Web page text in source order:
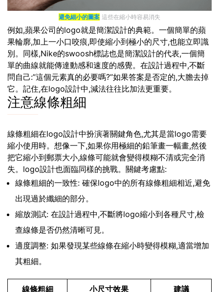
避免細小的圖案 這些在縮小時容易消失
例如,蘋果公司的logo就是簡潔設計的典範。一個簡單的蘋
果輪廓,加上一小口咬痕,即使縮小到極小的尺寸,也能立即識
別。同樣,Nike的swoosh標誌也是簡潔設計的代表,一個簡
單的曲線就能傳達動感和速度的感覺。在設計過程中,不斷
問自己:”這個元素真的必要嗎?”如果答案是否定的,大膽去掉
它。記住,在logo設計中,減法往往比加法更重要。
注意線條粗細
線條粗細在logo設計中扮演著關鍵角色,尤其是當logo需要
縮小使用時。想像一下,如果你用極細的鉛筆畫一幅畫,然後
把它縮小到郵票大小,線條可能就會變得模糊不清或完全消
失。logo設計也面臨同樣的挑戰。關鍵考慮點:
線條粗細的一致性: 確保logo中的所有線條粗細相近,避免
出現過於纖細的部分。
縮放測試: 在設計過程中,不斷將logo縮小到各種尺寸,檢
查線條是否仍然清晰可見。
適度調整: 如果發現某些線條在縮小時變得模糊,適當增加
其粗細。
線條粗細 小尺寸效果 建議